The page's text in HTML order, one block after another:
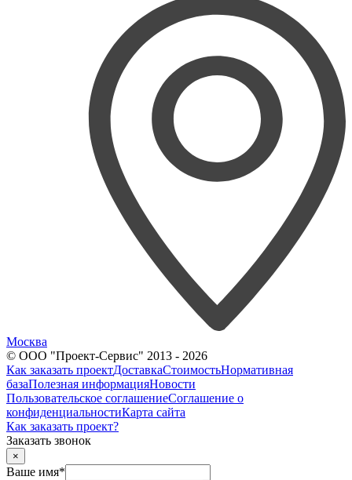
Москва
© ООО "Проект-Сервис" 2013 - 2026
Как заказать проектДоставкаСтоимостьНормативная
базаПолезная информацияНовости
Пользовательское соглашениеСоглашение о
конфиденциальностиКарта сайта
Как заказать проект?
Заказать звонок
×
Ваше имя*